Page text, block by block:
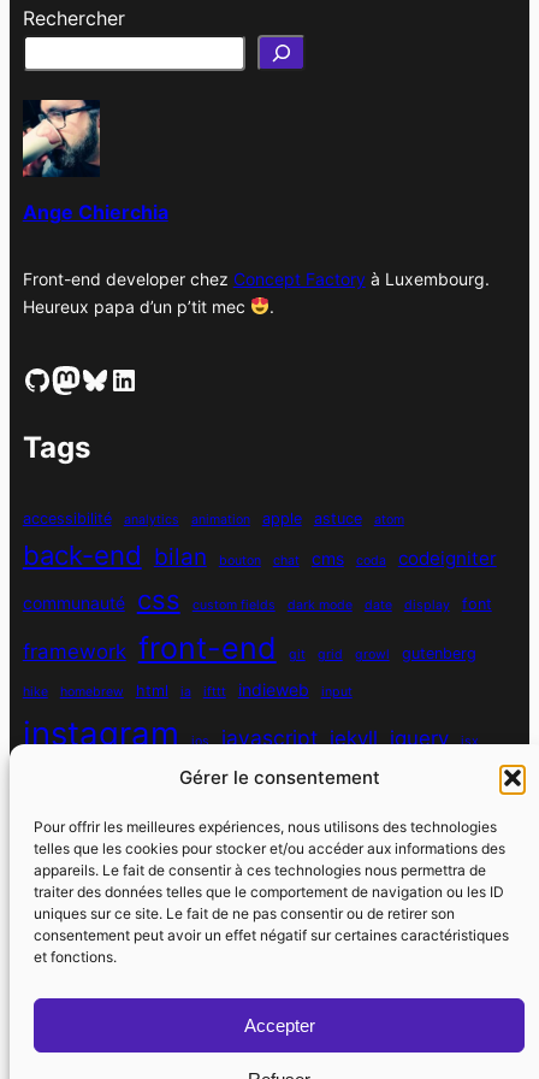
Gérer le consentement
Pour offrir les meilleures expériences, nous utilisons des technologies
telles que les cookies pour stocker et/ou accéder aux informations des
appareils. Le fait de consentir à ces technologies nous permettra de
traiter des données telles que le comportement de navigation ou les ID
uniques sur ce site. Le fait de ne pas consentir ou de retirer son
consentement peut avoir un effet négatif sur certaines caractéristiques
et fonctions.
Accepter
c
e
s
Rechercher
Ange Chierchia
Front-end developer chez Concept Factoryà Luxembourg.
Heureux papa d’un p’tit mec
.
GitHub Mastodon Bluesky LinkedIn
Tags
accessibilité analytics animation apple astuce atom
back-end bilan bouton chat cms coda codeigniter
communauté css custom fields dark mode date display font
framework front-end git grid growl gutenberg
hike homebrew html ia ifttt indieweb input
instagram ios javascript jekyll jquery jsx
masonry media queries mysql navigation
personnel php pixel plugin print
programmation objet python quotes react regex responsive run
réseaux sociaux
sport spotify spécificité static site generator steve jobs
strava utile